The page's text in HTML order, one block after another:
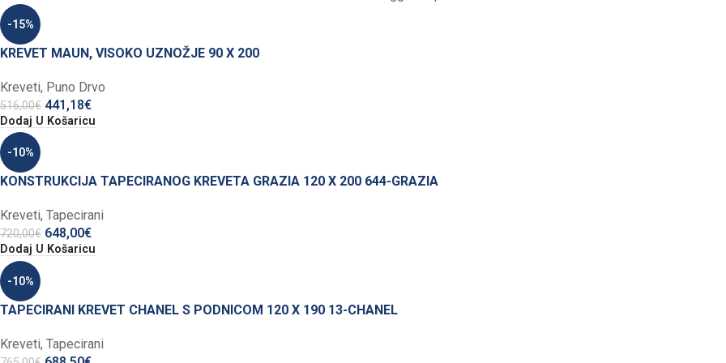
-15%
KREVET MAUN, VISOKO UZNOŽJE 90 X 200
Kreveti, Puno Drvo
516,00€ 441,18€
Dodaj U Košaricu
-10%
KONSTRUKCIJA TAPECIRANOG KREVETA GRAZIA 120 X 200 644-GRAZIA
Kreveti, Tapecirani
720,00€ 648,00€
Dodaj U Košaricu
-10%
TAPECIRANI KREVET CHANEL S PODNICOM 120 X 190 13-CHANEL
Kreveti, Tapecirani